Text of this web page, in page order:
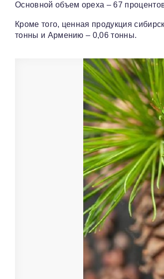
Основной объем ореха – 67
Кроме того, ценная продукция
тонны и Армению – 0,06 тонны.